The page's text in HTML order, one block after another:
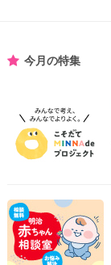
今月の特集